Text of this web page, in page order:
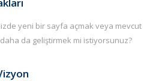
yeni bir sayfa açmak veya mevcut
da geliştirmek mi istiyorsunuz?